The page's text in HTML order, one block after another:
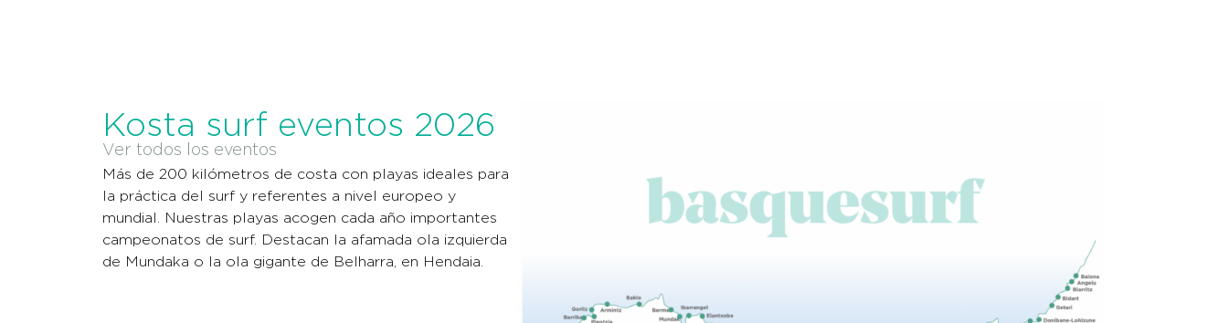
Kosta surf eventos 2026
Ver todos los eventos
Más de 200 kilómetros de costa con playas ideales para
la práctica del surf y referentes a nivel europeo y
mundial. Nuestras playas acogen cada año importantes
campeonatos de surf. Destacan la afamada ola izquierda
de Mundaka o la ola gigante de Belharra, en Hendaia.